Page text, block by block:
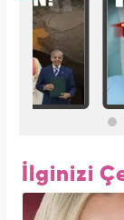
İlginizi